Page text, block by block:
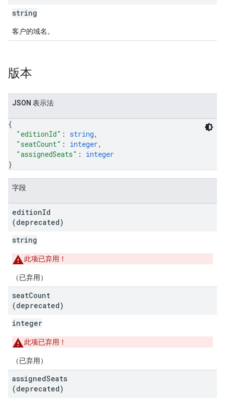
string
客户的域名。
版本
JSON 表示法
{
"editionId" : string,
"seatCount" : integer,
"assignedSeats" : integer
}
字段
editionId
(deprecated)
string
此项已弃用！
（已弃用）
seatCount
(deprecated)
integer
此项已弃用！
（已弃用）
assignedSeats
(deprecated)